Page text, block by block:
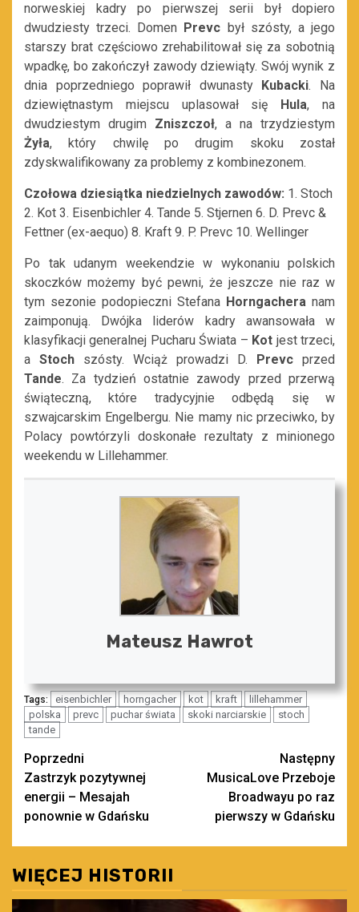
norweskiej kadry po pierwszej serii był dopiero
dwudziesty trzeci. Domen
Prevc był szósty, a jego
starszy brat częściowo zrehabilitował się za sobotnią
wpadkę, bo zakończył zawody dziewiąty. Swój wynik z
dnia poprzedniego poprawił dwunasty
Kubacki. Na
dziewiętnastym miejscu uplasował się
Hula, na
dwudziestym drugim Zniszczoł, a na trzydziestym
Żyła, który chwilę po drugim skoku został
zdyskwalifikowany za problemy z kombinezonem.
Czołowa dziesiątka niedzielnych zawodów: 1. Stoch
2. Kot 3. Eisenbichler 4. Tande 5. Stjernen 6. D. Prevc &
Fettner (ex-aequo) 8. Kraft 9. P. Prevc 10. Wellinger
Po tak udanym weekendzie w wykonaniu polskich
skoczków możemy być pewni, że jeszcze nie raz w
tym sezonie podopieczni Stefana Horngachera nam
zaimponują. Dwójka liderów kadry awansowała w
klasyfikacji generalnej Pucharu Świata – Kot jest trzeci,
a Stoch szósty. Wciąż prowadzi D. Prevc przed
Tande. Za tydzień ostatnie zawody przed przerwą
świąteczną, które tradycyjnie odbędą się w
szwajcarskim Engelbergu. Nie mamy nic przeciwko, by
Polacy powtórzyli doskonałe rezultaty z minionego
weekendu w Lillehammer.
Mateusz Hawrot
Tags: eisenbichler horngacher kot kraft
lillehammer
polska
prevc puchar świata skoki narciarskie
stoch
tande
Zobacz
wpisy
Poprzedni
Zastrzyk pozytywnej
energii – Mesajah
ponownie w Gdańsku
Następny
MusicaLove Przeboje
Broadwayu po raz
pierwszy w Gdańsku
WIĘCEJ HISTORII